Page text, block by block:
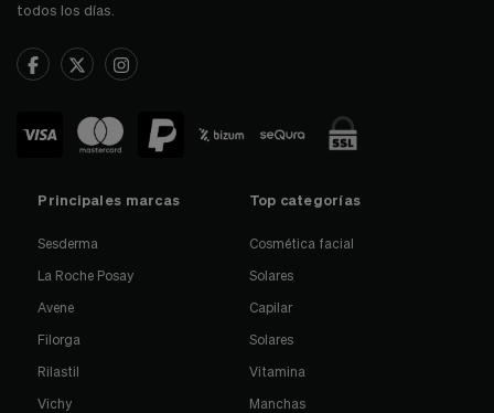
todos los días.
Principales marcas
Sesderma
La Roche Posay
Avene
Filorga
Rilastil
Vichy
Top categorías
Cosmética facial
Solares
Capilar
Solares
Vitamina
Manchas